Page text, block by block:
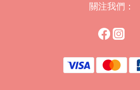
關注我們：